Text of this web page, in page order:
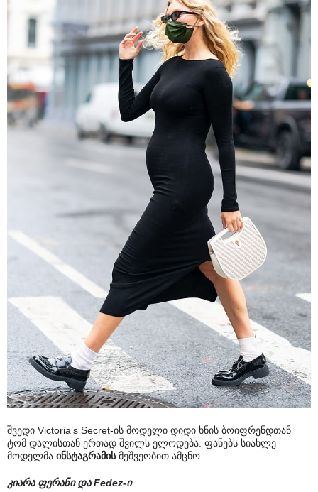
შვედი Victoria’s Secret-ის მოდელი დიდი ხნის ბოიფრენდთან
ტომ დალისთან ერთად შვილს ელოდება. ფანებს სიახლე
მოდელმა ინსტაგრამისმეშვეობით ამცნო.
კიარა ფერანი და Fedez-ი